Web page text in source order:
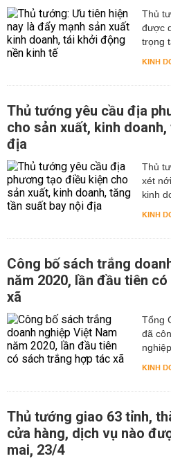
Thủ
được
trọng
KINH
Thủ tướng yêu cầu địa
cho sản xuất, kinh
địa
Thủ
xét
kinh
KINH
Công bố sách trắng
năm 2020, lần đầu tiên
xã
Tổng
đã
KINH
Thủ tướng giao 63 tỉnh,
cửa hàng, dịch vụ nào
mai, 23/4